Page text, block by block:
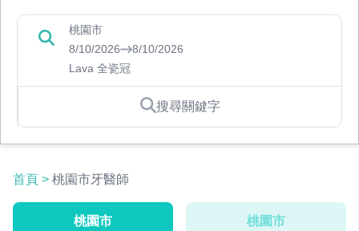
桃園市
8/10/2026
8/10/2026
Lava 全瓷冠
搜尋關鍵字
首頁 > 桃園市牙醫師
桃園市 桃園市